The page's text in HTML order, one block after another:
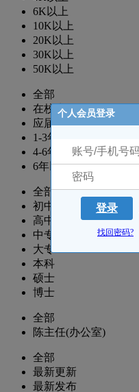
6K以上
10K以上
20K以上
30K以上
50K以上
全部
在校生
应届生
1-3年
4-6年
6年以上
全部
初中
高中
中专
大专
本科
硕士
博士
全部
陈主任(办公室)
全部
最新更新
最新发布
个人会员登录
登录
找回密码?